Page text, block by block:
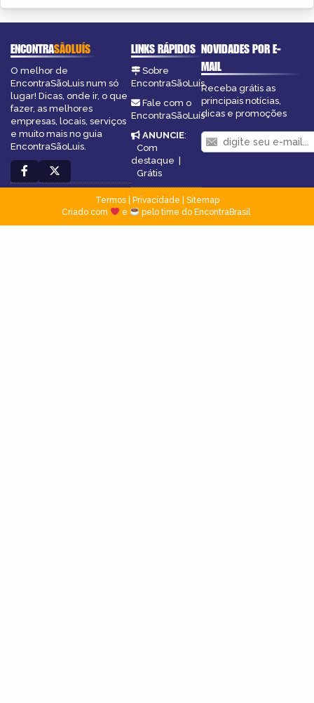
ENCONTRASÃOLUÍS
O melhor de
EncontraSãoLuis num só
lugar! Dicas, onde ir, o que
fazer, as melhores
empresas, locais, serviços
e muito mais no guia
EncontraSãoLuis.
LINKS RÁPIDOS
Sobre
EncontraSãoLuís
Fale com o
EncontraSãoLuís
ANUNCIE:
Com
destaque |
Grátis
NOVIDADES POR E-
MAIL
Receba grátis as
principais notícias,
dicas e promoções
Termos| Privacidade
Sitemap
Criado com
e pelo time do EncontraBrasil